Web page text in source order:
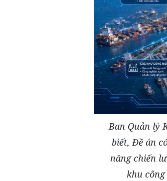
Ban Quản lý
biết, Đề án
năng chiến
khu